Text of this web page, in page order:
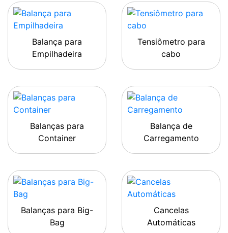
Balança para
Empilhadeira
Tensiômetro para
cabo
Balanças para
Container
Balança de
Carregamento
Balanças para Big-
Bag
Cancelas
Automáticas